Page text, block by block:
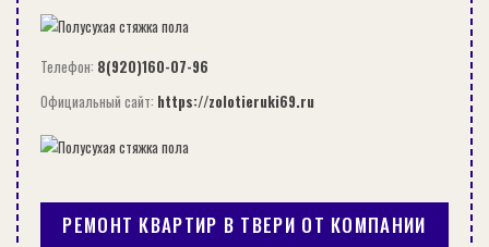
Маршевая лестница на
мансарду
Этот вариант лестниц наиболее распространен
из всего изобилия вариантов мансардных
лестниц. Соорудить маршевую лестницу
собственными руками — вполне реализуемая
задача. Ее дизайн можно украсить точеными
Телефон: 8(920)160-07-96
Официальный сайт: https://zolotieruki69.ru
РЕМОНТ КВАРТИР В ТВЕРИ ОТ КОМПАНИИ